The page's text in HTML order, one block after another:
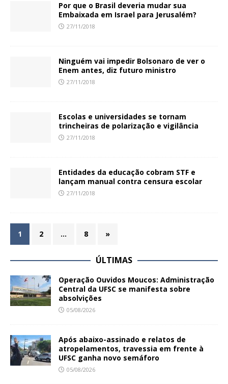
Por que o Brasil deveria mudar sua
Embaixada em Israel para Jerusalém?
27/11/2018
Ninguém vai impedir Bolsonaro de ver o
Enem antes, diz futuro ministro
27/11/2018
Escolas e universidades se tornam
trincheiras de polarização e vigilância
27/11/2018
Entidades da educação cobram STF e
lançam manual contra censura escolar
27/11/2018
1 2 … 8 »
ÚLTIMAS
Operação Ouvidos Moucos: Administração
Central da UFSC se manifesta sobre
absolvições
05/08/2026
Após abaixo-assinado e relatos de
atropelamentos, travessia em frente à
UFSC ganha novo semáforo
05/08/2026